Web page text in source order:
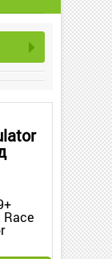
Race